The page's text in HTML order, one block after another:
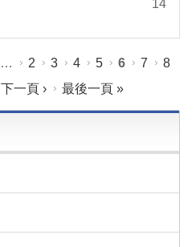
14
… 2 3 4 5 6 7
8
下一頁 › 最後一頁 »